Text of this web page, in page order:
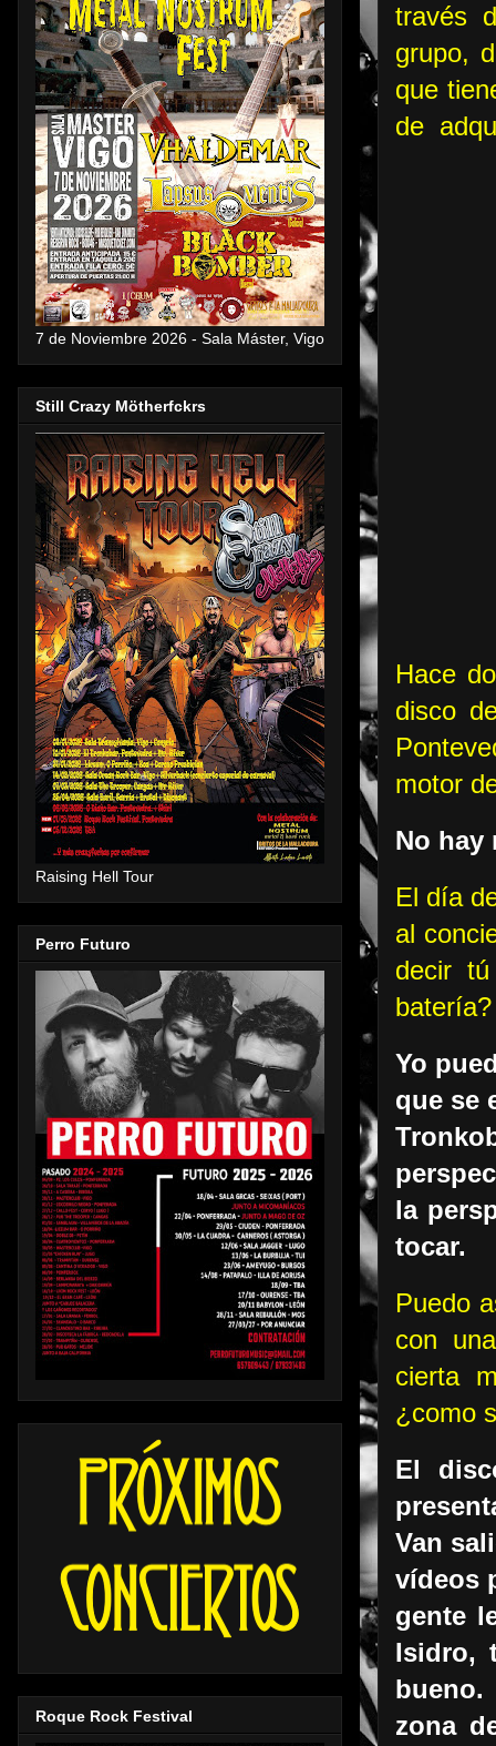
través
grupo,
que
de
Hace
disco
motor
No hay
El día
al
decir
batería?
Yo
que se
la
tocar.
Puedo
con
cierta
¿como
El
Van
vídeos
gente
Isidro,
zona
7 de Noviembre 2026 - Sala Máster, Vigo
Still Crazy Mötherfckrs
Raising Hell Tour
Perro Futuro
Roque Rock Festival